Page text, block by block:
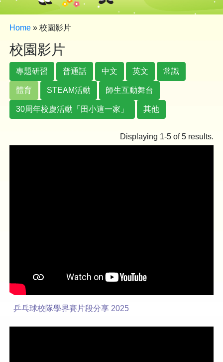
Home » 校園影片
校園影片
專題研習 普通話 中文 英文 常識
體育 STEAM活動 師生互動舞台
30周年校慶活動「田小這一家」 其他
Displaying 1-5 of 5 results.
乒乓球校隊學界賽片段分享 2025